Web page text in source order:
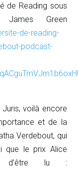
de Reading sous
Green
de-reading-
podcast-
Juris, voilà encore
et de la
Verdebout, qui
que le prix Alice
d’être lu :